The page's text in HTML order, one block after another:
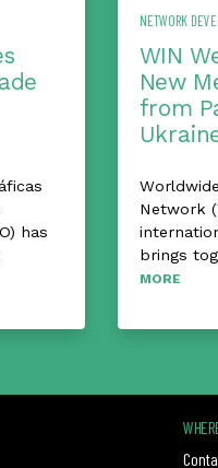
has
NETWORK
WIN
New
from
Network
brings
MORE